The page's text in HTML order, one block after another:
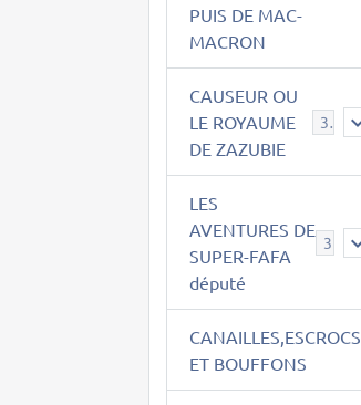
PUIS DE MAC-
MACRON
CAUSEUR OU
LE ROYAUME
DE ZAZUBIE
38
LES
AVENTURES DE
SUPER-FAFA
député
CANAILLES,ESCROCS
ET BOUFFONS